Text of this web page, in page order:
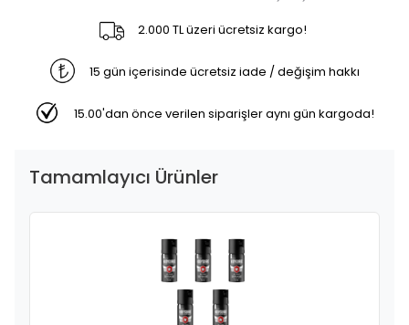
2.000 TL üzeri ücretsiz kargo!
15 gün içerisinde ücretsiz iade / değişim hakkı
15.00'dan önce verilen siparişler aynı gün kargoda!
Tamamlayıcı Ürünler